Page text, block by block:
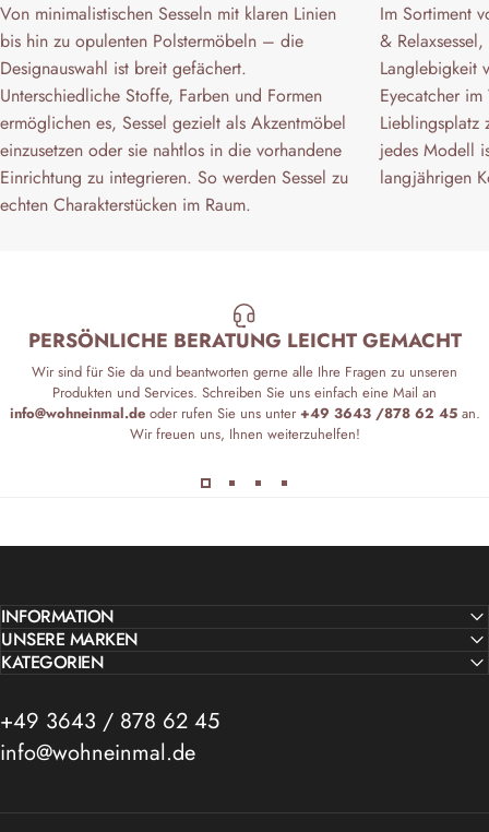
Von minimalistischen Sesseln mit klaren Linien
bis hin zu opulenten Polstermöbeln – die
Designauswahl ist breit gefächert.
Unterschiedliche Stoffe, Farben und Formen
ermöglichen es, Sessel gezielt als Akzentmöbel
einzusetzen oder sie nahtlos in die vorhandene
Einrichtung zu integrieren. So werden Sessel zu
echten Charakterstücken im Raum.
Im Sortiment
&
Langlebigkeit
Eyecatcher
Lieblingsplatz
jedes Modell
langjährigen
PERSÖNLICHE BERATUNG LEICHT GEMACHT
Wir sind für Sie da und beantworten gerne alle Ihre Fragen zu unseren
Produkten und Services. Schreiben Sie uns einfach eine Mail an
info@wohneinmal.deoder rufen Sie uns unter+49 3643 /878 62 45an.
Wir freuen uns, Ihnen weiterzuhelfen!
INFORMATION
UNSERE MARKEN
KATEGORIEN
+49 3643 / 878 62 45
info@wohneinmal.de